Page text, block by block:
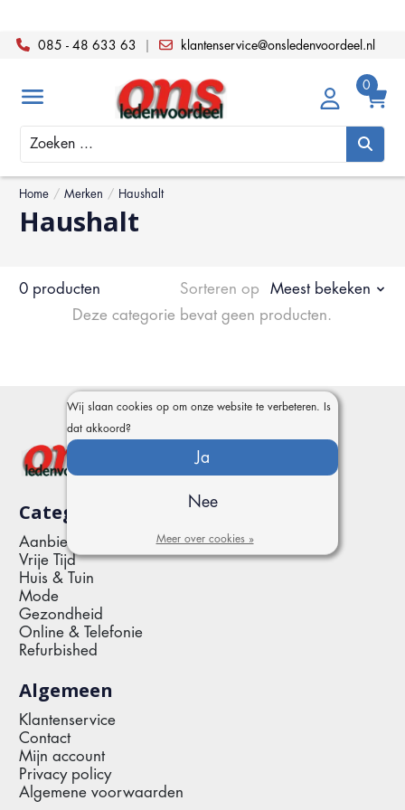
085 - 48 633 63 klantenservice@onsledenvoordeel.nl
Zoeken
Home / Merken / Haushalt
Haushalt
0 producten Sorteren op
Meest bekeken
Deze categorie bevat geen producten.
Categorieën
Aanbiedingen
Vrije Tijd
Huis & Tuin
Mode
Gezondheid
Online & Telefonie
Refurbished
Algemeen
Klantenservice
Contact
Mijn account
Privacy policy
Algemene voorwaarden
Wij slaan cookies op om onze website te verbeteren. Is
dat akkoord?
Ja
Nee
Meer over cookies »